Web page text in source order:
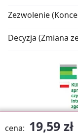
cena: 19,59 zł
Zezwolenie
Decyzja (Zmiana